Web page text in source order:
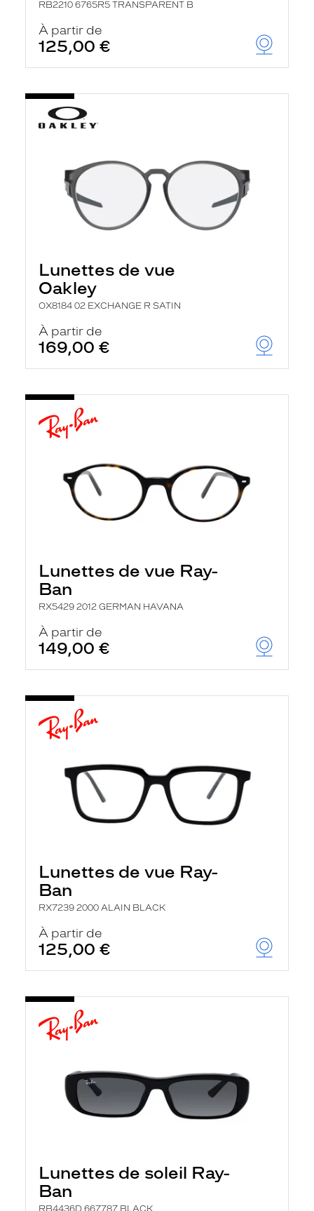
RB2210 6765R5 TRANSPARENT B
À partir de
125,00 €
Lunettes de vue
Oakley
OX8184 02 EXCHANGE R SATIN
À partir de
169,00 €
Lunettes de vue Ray-
Ban
RX5429 2012 GERMAN HAVANA
À partir de
149,00 €
Lunettes de vue Ray-
Ban
RX7239 2000 ALAIN BLACK
À partir de
125,00 €
Lunettes de soleil Ray-
Ban
RB4436D 667787 BLACK